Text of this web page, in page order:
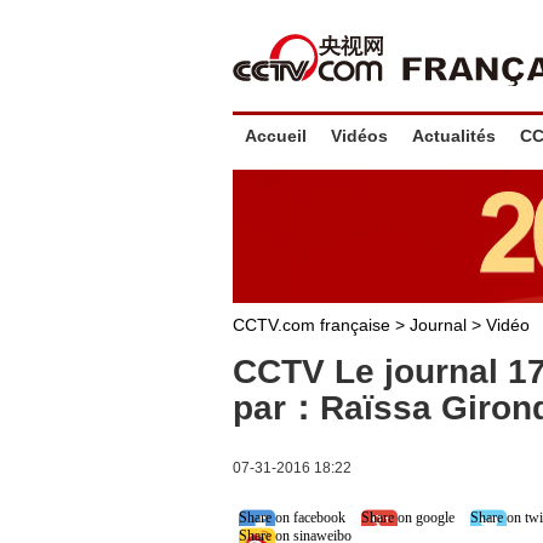
Accueil Vidéos Actualités
CCTV.com française > Journal > Vidéo
CCTV Le journal
par：Raïssa
07-31-2016 18:22
Share on facebook Share on google
Share on
Share on sinaweibo